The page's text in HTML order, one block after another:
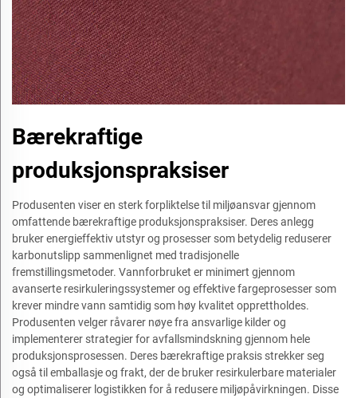
Bærekraftige
produksjonspraksiser
Produsenten viser en sterk forpliktelse til miljøansvar gjennom
omfattende bærekraftige produksjonspraksiser. Deres anlegg
bruker energieffektiv utstyr og prosesser som betydelig reduserer
karbonutslipp sammenlignet med tradisjonelle
fremstillingsmetoder. Vannforbruket er minimert gjennom
avanserte resirkuleringssystemer og effektive fargeprosesser som
krever mindre vann samtidig som høy kvalitet opprettholdes.
Produsenten velger råvarer nøye fra ansvarlige kilder og
implementerer strategier for avfallsmindskning gjennom hele
produksjonsprosessen. Deres bærekraftige praksis strekker seg
også til emballasje og frakt, der de bruker resirkulerbare materialer
og optimaliserer logistikken for å redusere miljøpåvirkningen. Disse